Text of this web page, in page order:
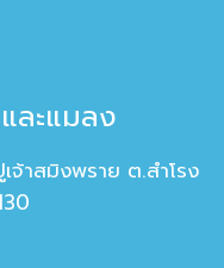
ละแมลง
จ้าสมิงพราย ต.สำโรง